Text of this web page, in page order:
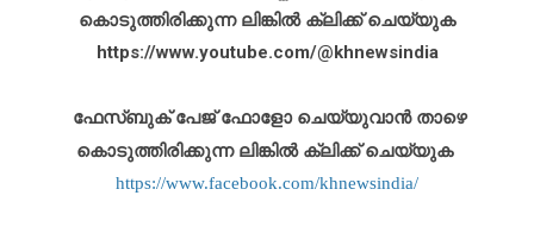
കൊടുത്തിരിക്കുന്ന ലിങ്കിൽ ക്ലിക്ക് ചെയ്യുക
https://www.youtube.com/@khnewsindia
ഫേസ്ബുക് പേജ് ഫോളോ ചെയ്യുവാൻ താഴെ
കൊടുത്തിരിക്കുന്ന ലിങ്കിൽ ക്ലിക്ക് ചെയ്യുക
https://www.facebook.com/khnewsindia/